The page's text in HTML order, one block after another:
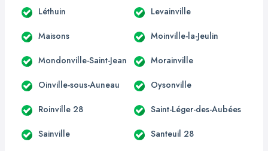
Léthuin Levainville
Maisons Moinville-la-Jeulin
Mondonville-Saint-Jean Morainville
Oinville-sous-Auneau Oysonville
Roinville 28 Saint-Léger-des-Aubées
Sainville Santeuil 28